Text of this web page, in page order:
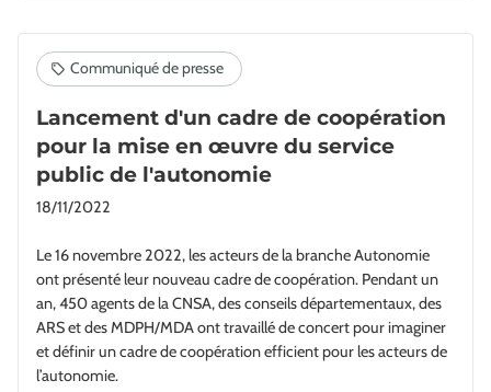
Lancement d'un cadre de coopération
pour la mise en œuvre du service
public de l'autonomie
18/11/2022
Le 16 novembre 2022, les acteurs de la branche Autonomie
ont présenté leur nouveau cadre de coopération. Pendant un
an, 450 agents de la CNSA, des conseils départementaux, des
ARS et des MDPH/MDA ont travaillé de concert pour imaginer
et définir un cadre de coopération efficient pour les acteurs de
l’autonomie.